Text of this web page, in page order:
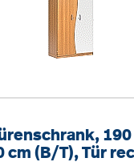
190
cm (B/T), Tür